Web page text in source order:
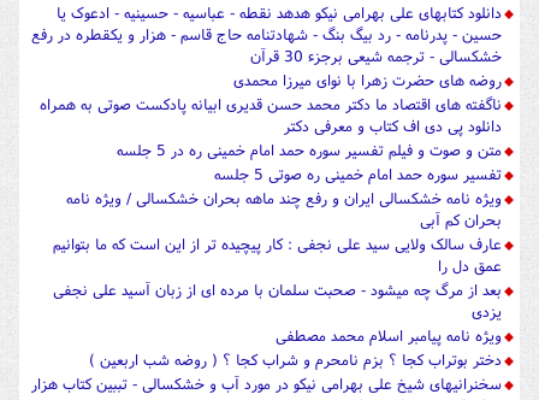
دانلود کتابهای علی بهرامی نیکو هدهد نقطه - عباسیه - حسینیه - ادعوک یا
حسین - پدرنامه - رد بیگ بنگ - شهادتنامه حاج قاسم - هزار و یکقطره در رفع
خشکسالی - ترجمه شیعی برجزء 30 قرآن
روضه های حضرت زهرا با نوای میرزا محمدی
ناگفته های اقتصاد ما دکتر محمد حسن قدیری ابیانه پادکست صوتی به همراه
دانلود پی دی اف کتاب و معرفی دکتر
متن و صوت و فیلم تفسیر سوره حمد امام خمینی ره در 5 جلسه
تفسیر سوره حمد امام خمینی ره صوتی 5 جلسه
ویژه نامه خشکسالی ایران و رفع چند ماهه بحران خشکسالی / ویژه نامه
بحران کم آبی
عارف سالک ولایی سید علی نجفی : کار پیچیده تر از این است که ما بتوانیم
عمق دل را
بعد از مرگ چه میشود - صحبت سلمان با مرده ای از زبان آسید علی نجفی
یزدی
ویژه نامه پیامبر اسلام محمد مصطفی
دختر بوتراب کجا ؟ بزم نامحرم و شراب کجا ؟ ( روضه شب اربعین )
سخنرانیهای شیخ علی بهرامی نیکو در مورد آب و خشکسالی - تببین کتاب هزار